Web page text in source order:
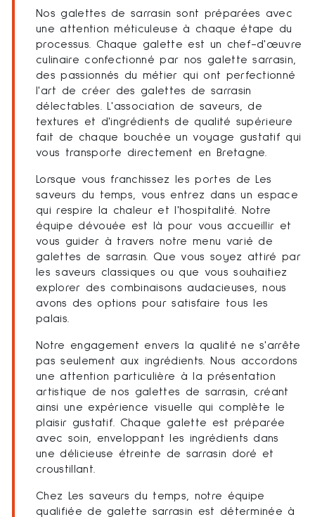
Nos galettes de sarrasin sont préparées avec
une attention méticuleuse à chaque étape du
processus. Chaque galette est un chef-d'œuvre
culinaire confectionné par nos galette sarrasin,
des passionnés du métier qui ont perfectionné
l'art de créer des galettes de sarrasin
délectables. L'association de saveurs, de
textures et d'ingrédients de qualité supérieure
fait de chaque bouchée un voyage gustatif qui
vous transporte directement en Bretagne.
Lorsque vous franchissez les portes de Les
saveurs du temps, vous entrez dans un espace
qui respire la chaleur et l'hospitalité. Notre
équipe dévouée est là pour vous accueillir et
vous guider à travers notre menu varié de
galettes de sarrasin. Que vous soyez attiré par
les saveurs classiques ou que vous souhaitiez
explorer des combinaisons audacieuses, nous
avons des options pour satisfaire tous les
palais.
Notre engagement envers la qualité ne s'arrête
pas seulement aux ingrédients. Nous accordons
une attention particulière à la présentation
artistique de nos galettes de sarrasin, créant
ainsi une expérience visuelle qui complète le
plaisir gustatif. Chaque galette est préparée
avec soin, enveloppant les ingrédients dans
une délicieuse étreinte de sarrasin doré et
croustillant.
Chez Les saveurs du temps, notre équipe
qualifiée de galette sarrasin est déterminée à